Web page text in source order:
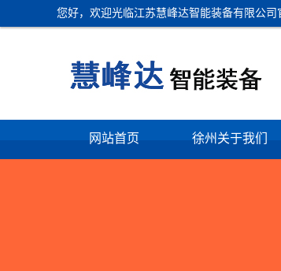
您好，欢迎光临江苏慧峰达智能装备有限公司
网站首页 徐州关于我们